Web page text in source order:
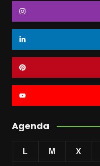
Agenda
L M X